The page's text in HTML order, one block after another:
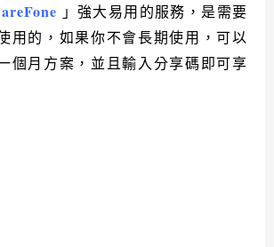
」強大易用的服務，是需要
用的，如果你不會長期使用，可以
個月方案，並且輸入分享碼即可享